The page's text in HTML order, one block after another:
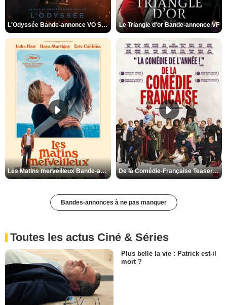
L'Odyssée Bande-annonce VO STFR Le Triangle d'or Bande-annonce VF
Les Matins merveilleux Bande-annonce VF De la Comédie-Française Teaser VF
Bandes-annonces à ne pas manquer
Toutes les actus Ciné & Séries
Plus belle la vie : Patrick est-il
mort ?